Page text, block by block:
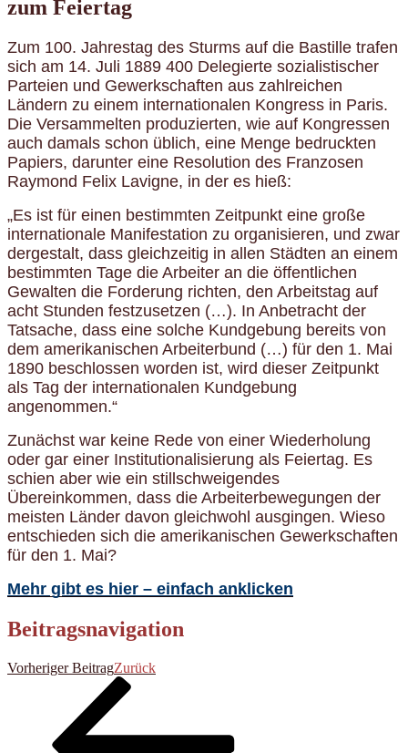
zum Feiertag
Zum 100. Jahrestag des Sturms auf die Bastille trafen
sich am 14. Juli 1889 400 Delegierte sozialistischer
Parteien und Gewerkschaften aus zahlreichen
Ländern zu einem internationalen Kongress in Paris.
Die Versammelten produzierten, wie auf Kongressen
auch damals schon üblich, eine Menge bedruckten
Papiers, darunter eine Resolution des Franzosen
Raymond Felix Lavigne, in der es hieß:
„Es ist für einen bestimmten Zeitpunkt eine große
internationale Manifestation zu organisieren, und zwar
dergestalt, dass gleichzeitig in allen Städten an einem
bestimmten Tage die Arbeiter an die öffentlichen
Gewalten die Forderung richten, den Arbeitstag auf
acht Stunden festzusetzen (…). In Anbetracht der
Tatsache, dass eine solche Kundgebung bereits von
dem amerikanischen Arbeiterbund (…) für den 1. Mai
1890 beschlossen worden ist, wird dieser Zeitpunkt
als Tag der internationalen Kundgebung
angenommen.“
Zunächst war keine Rede von einer Wiederholung
oder gar einer Institutionalisierung als Feiertag. Es
schien aber wie ein stillschweigendes
Übereinkommen, dass die Arbeiterbewegungen der
meisten Länder davon gleichwohl ausgingen. Wieso
entschieden sich die amerikanischen Gewerkschaften
für den 1. Mai?
Mehr gibt es hier – einfach anklicken
Beitragsnavigation
Vorheriger BeitragZurück